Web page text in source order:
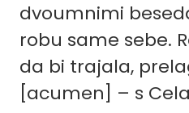
dvoumnimi
robu same sebe.
da bi trajala,
[acumen] – s